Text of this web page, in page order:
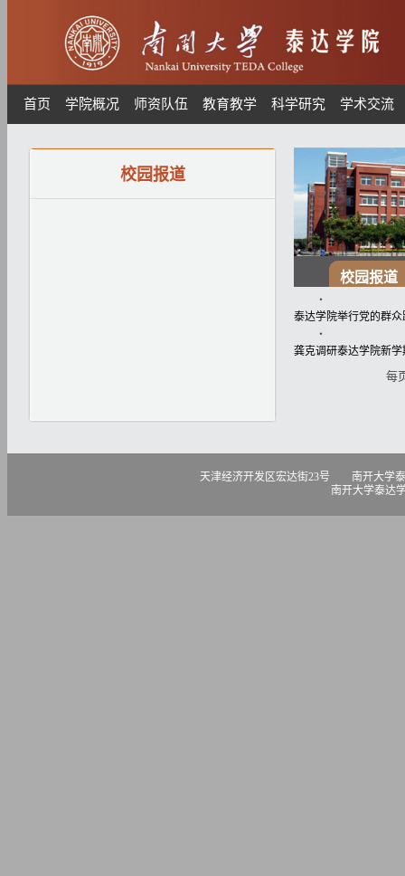
首页 学院概况 师资队伍 教育教学 科学研究 学术交流
校园报道
校园报道
・
泰达学院举行党的群
・
龚克调研泰达学院新学
每
天津经济开发区宏达街23号 南开大学泰达学
南开大学泰达学院版